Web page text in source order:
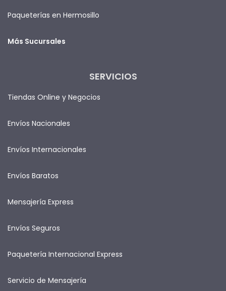
Paqueterías en Hermosillo
Más Sucursales
SERVICIOS
Tiendas Online y Negocios
Envíos Nacionales
Envíos Internacionales
Envíos Baratos
Mensajería Express
Envíos Seguros
Paquetería Internacional Express
Servicio de Mensajería